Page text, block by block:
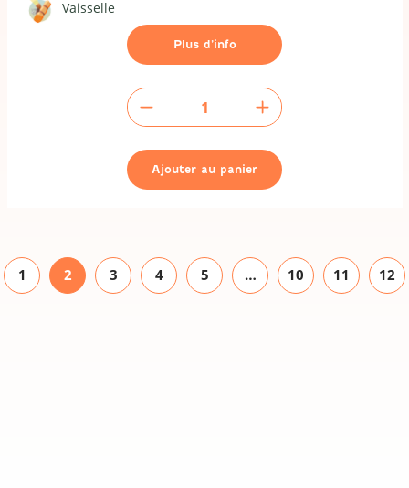
Vaisselle
Plus d’info
de
de
camping
Ajouter au panier
1 2 3 4 5 … 10 11 12